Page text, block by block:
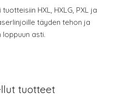
HXL, HXLG, PXL ja
täyden tehon ja
asti.
tuotteet